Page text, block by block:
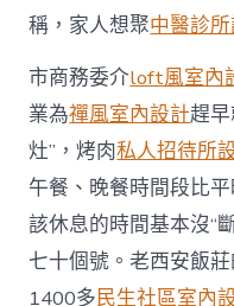
稱，家人想聚中醫診
市商務委介loft風室內
業為禪風室內設計趕
灶”，烤肉私人招待所
午餐、晚餐時間段比
該休息的時間基本沒“
七十個號。老西安飯
1400多民生社區室內